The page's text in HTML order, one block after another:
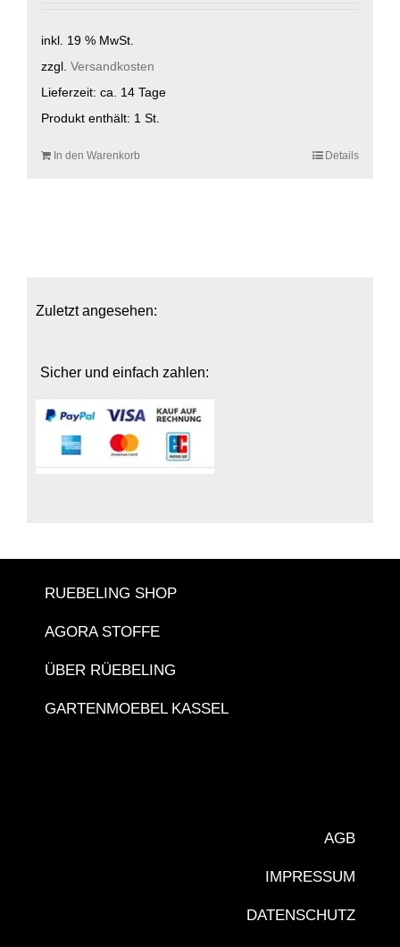
inkl. 19 % MwSt.
zzgl. Versandkosten
Lieferzeit: ca. 14 Tage
Produkt enthält: 1 St.
In den Warenkorb Details
Zuletzt angesehen:
Sicher und einfach zahlen:
RUEBELING SHOP
AGORA STOFFE
ÜBER RÜEBELING
GARTENMOEBEL KASSEL
AGB
IMPRESSUM
DATENSCHUTZ